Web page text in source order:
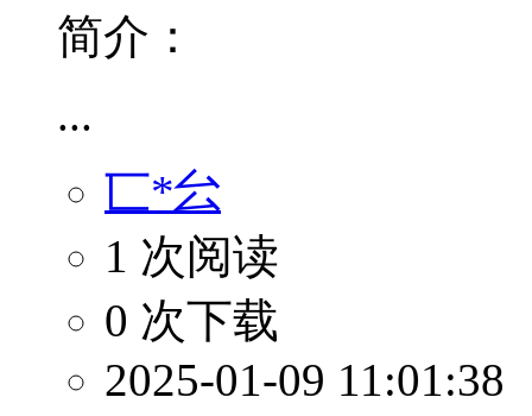
简介：
...
匸*㕕
1 次阅读
0 次下载
2025-01-09 11:01:38